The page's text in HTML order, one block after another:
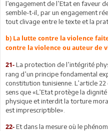
l’engagement de l’Etat en faveur
semble-t-il, par un engagement
tout clivage entre le texte et la
b) La lutte contre la violence
contre la violence ou auteur de
21- La protection de l’intégrité
rang d’un principe fondamental
constitution tunisienne. L’article
sens que «L’Etat protège la
physique et interdit la torture
est imprescriptible».
22- Et dans la mesure où le